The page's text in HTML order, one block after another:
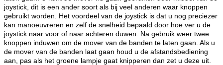
joystick, dit is een ander soort als bij veel anderen waar knoppen
gebruikt worden. Het voordeel van de joystick is dat u nog preciezer
kan manoeuvreren en zelf de snelheid bepaald door hoe ver u de
joystick naar voor of naar achteren duwen. Na gebruik weer twee
knoppen induwen om de mover van de banden te laten gaan. Als u
de mover van de banden laat gaan houd u de afstandsbediening
aan, pas als het groene lampje gaat knipperen dan zet u deze uit.